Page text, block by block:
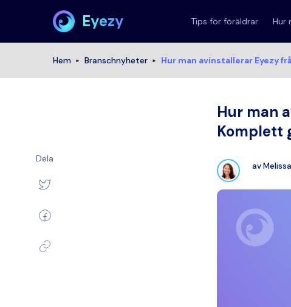
Eyezy Tips för föräldrar Hur
Hem Branschnyheter Hur man avinstallerar Eyezy
Hur man
Komplett
av
Dela